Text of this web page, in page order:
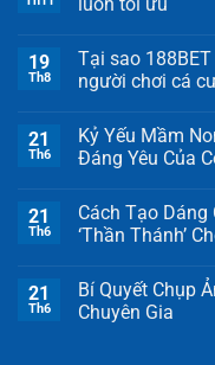
luôn tối ưu
19
Th8
Tại sao
người chơi cá
21
Th6
Kỷ Yếu Mầm
Đáng Yêu Của
21
Th6
Cách Tạo
‘Thần Thánh’
21
Th6
Bí Quyết Chụp
Chuyên Gia